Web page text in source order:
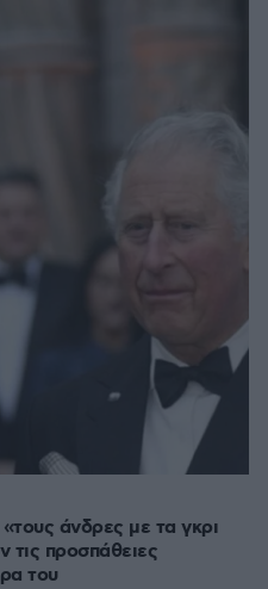
άνδρες με τα γκρι
τις προσπάθειες
του